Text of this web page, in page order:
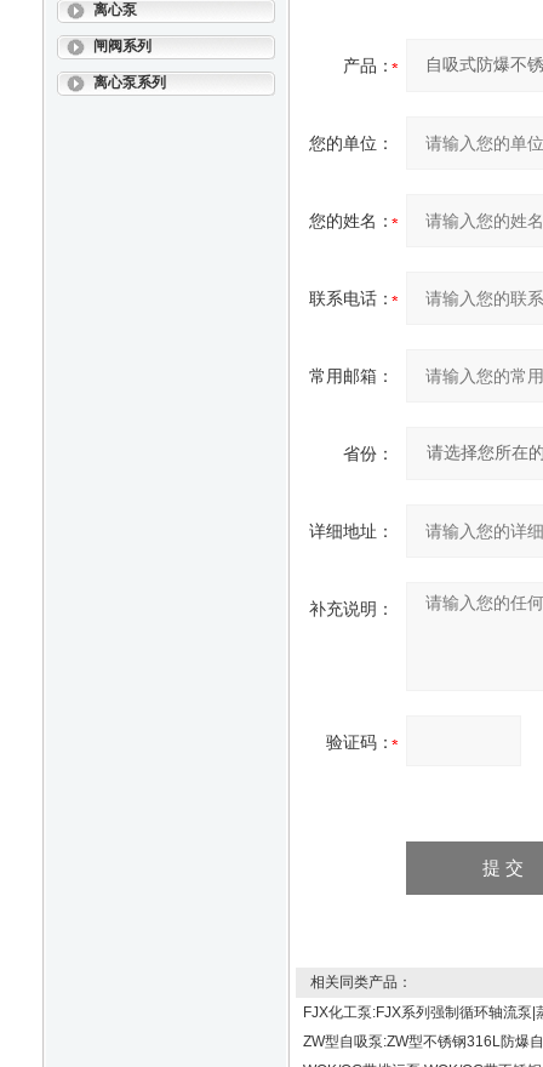
离心泵
闸阀系列
离心泵系列
产品：
您的单位：
您的姓名：
联系电话：
常用邮箱：
省份：
详细地址：
补充说明：
验证码：
相关同类产品：
FJX化工泵:FJX系列强制循环轴流泵|
ZW型自吸泵:ZW型不锈钢316L防爆